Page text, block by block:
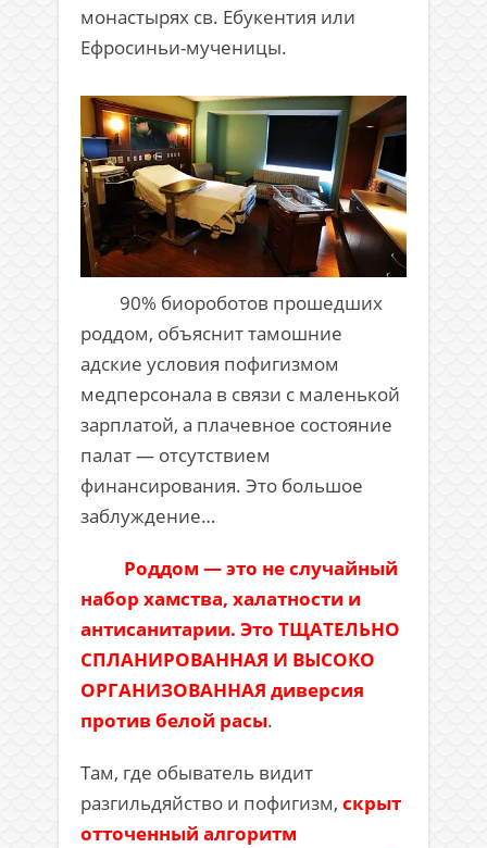
монастырях св. Ебукентия или
Ефросиньи-мученицы.
90% биороботов прошедших
роддом, объяснит тамошние
адские условия пофигизмом
медперсонала в связи с маленькой
зарплатой, а плачевное состояние
палат — отсутствием
финансирования. Это большое
заблуждение…
Роддом — это не случайный
набор хамства, халатности и
антисанитарии. Это ТЩАТЕЛЬНО
СПЛАНИРОВАННАЯ И ВЫСОКО
ОРГАНИЗОВАННАЯ диверсия
против белой расы.
Там, где обыватель видит
разгильдяйство и пофигизм, скрыт
отточенный алгоритм